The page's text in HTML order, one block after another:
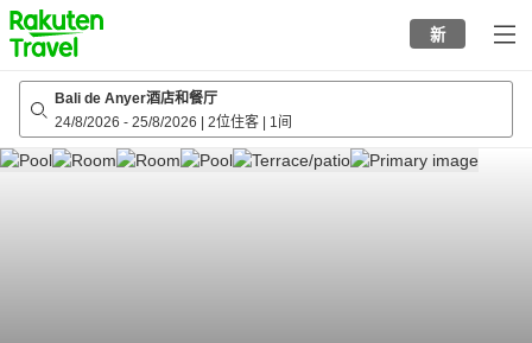
to
top
page
新
Bali de Anyer酒店和餐厅
24/8/2026 - 25/8/2026 2位住客 1间